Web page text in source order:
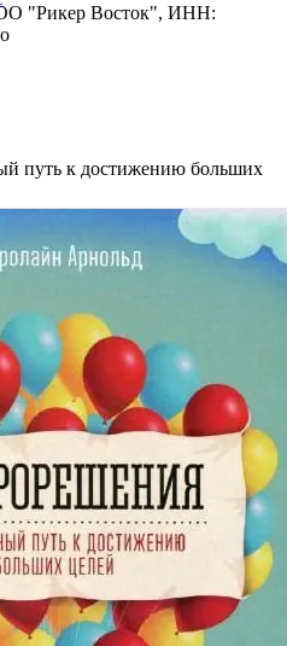
"Рикер Восток", ИНН:
путь к достижению больших